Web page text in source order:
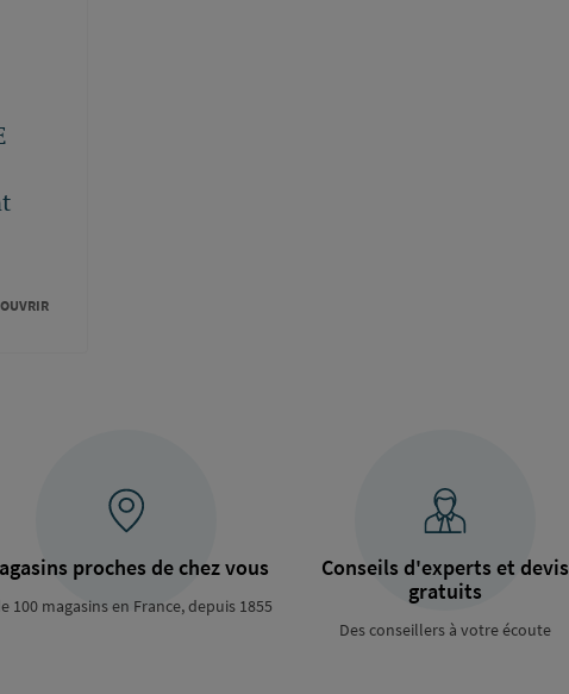
proches de chez vous
100 magasins en France, depuis 1855
Conseils d'experts et devis
gratuits
Des conseillers à votre écoute